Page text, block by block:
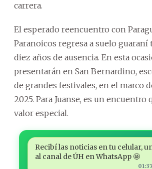
carrera.
El esperado reencuentro con
Paranoicos regresa a suelo guaraní
diez años de ausencia. En esta
presentarán en San Bernardino,
de grandes festivales, en el marco
2025. Para Juanse, es un encuentro
valor especial.
Recibí las noticias en tu celular,
al canal de ÚH en WhatsApp 🤩
01:37